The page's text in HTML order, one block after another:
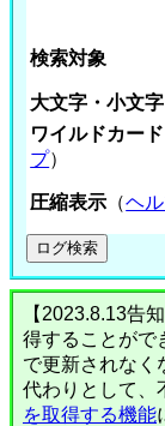
検索対象
大文字・小文字
ワイルドカード
プ）
圧縮表示 （ヘ
【2023.8.13告
得することがで
で更新されなく
代わりとして、
を取得する機能